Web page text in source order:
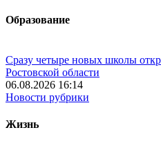
Образование
Сразу четыре новых школы
Ростовской области
06.08.2026 16:14
Новости рубрики
Жизнь